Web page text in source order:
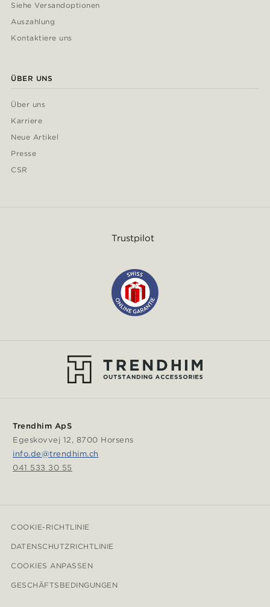
Siehe Versandoptionen
Auszahlung
Kontaktiere uns
ÜBER UNS
Über uns
Karriere
Neue Artikel
Presse
CSR
Trustpilot
Trendhim ApS
Egeskovvej 12, 8700 Horsens
info.de@trendhim.ch
041 533 30 55
COOKIE-RICHTLINIE
DATENSCHUTZRICHTLINIE
COOKIES ANPASSEN
GESCHÄFTSBEDINGUNGEN